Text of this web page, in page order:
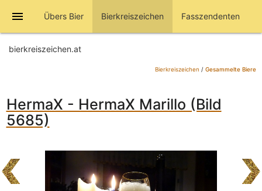
menu Übers Bier Bierkreiszeichen Fasszendenten
bierkreiszeichen.at
Bierkreiszeichen / Gesammelte Biere
HermaX - HermaX Marillo (Bild
5685)